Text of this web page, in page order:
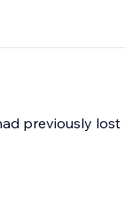
previously lost